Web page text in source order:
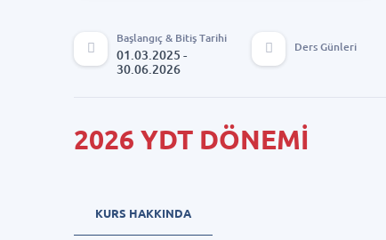
Başlangıç & Bitiş Tarihi
01.03.2025 -
30.06.2026
Ders Günleri
2026 YDT DÖNEMİ
KURS HAKKINDA